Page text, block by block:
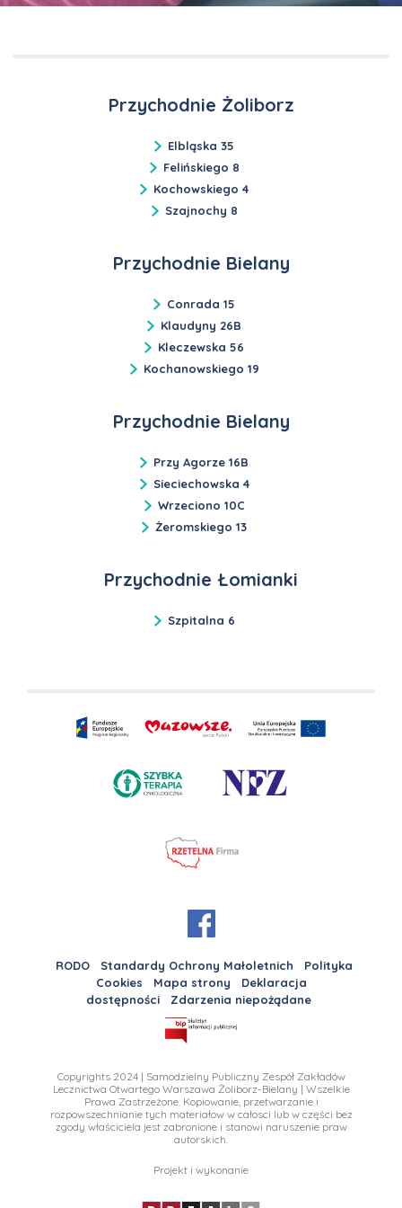
Przychodnie Żoliborz
Elbląska 35
Felińskiego 8
Kochowskiego 4
Szajnochy 8
Przychodnie Bielany
Conrada 15
Klaudyny 26B
Kleczewska 56
Kochanowskiego 19
Przychodnie Bielany
Przy Agorze 16B
Sieciechowska 4
Wrzeciono 10C
Żeromskiego 13
Przychodnie Łomianki
Szpitalna 6
RODO Standardy Ochrony Małoletnich
Polityka
Cookies
Mapa strony
Deklaracja
dostępności
Zdarzenia niepożądane
Copyrights 2024 | Samodzielny Publiczny Zespół Zakładów
Lecznictwa Otwartego Warszawa Żoliborz-Bielany | Wszelkie
Prawa Zastrzeżone. Kopiowanie, przetwarzanie i
rozpowszechnianie tych materiałow w całosci lub w części bez
zgody właściciela jest zabronione i stanowi naruszenie praw
autorskich.
Projekt i wykonanie